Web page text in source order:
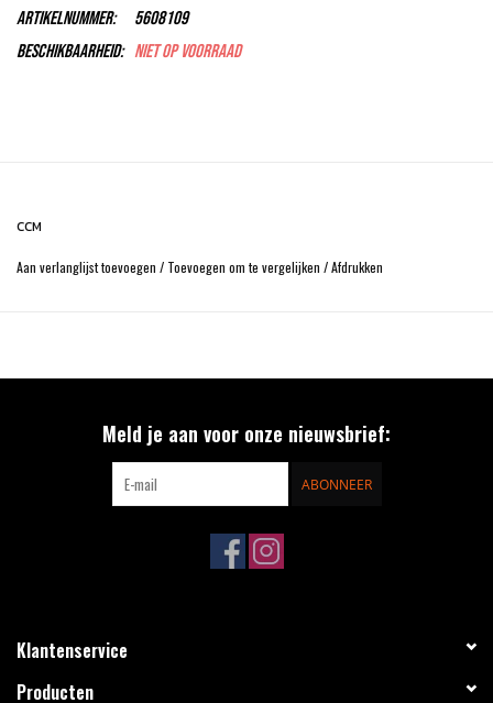
Artikelnummer:
5608109
Beschikbaarheid: Niet op voorraad
CCM
Aan verlanglijst toevoegen / Toevoegen om te vergelijken /Afdrukken
Meld je aan voor onze nieuwsbrief:
ABONNEER
Klantenservice
Producten